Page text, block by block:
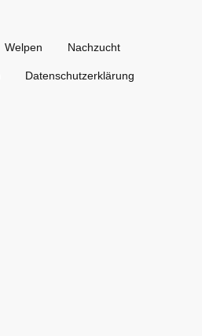
Welpen Nachzucht
Datenschutzerklärung